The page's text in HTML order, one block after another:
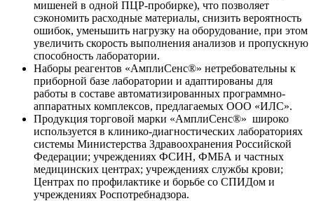
мишеней в одной ПЦР-пробирке), что позволяет
сэкономить расходные материалы, снизить вероятность
ошибок, уменьшить нагрузку на оборудование, при этом
увеличить скорость выполнения анализов и пропускную
способность лаборатории.
Наборы реагентов «АмплиСенс®» нетребовательны к
приборной базе лаборатории и адаптированы для
работы в составе автоматизированных программно-
аппаратных комплексов, предлагаемых ООО «ИЛС».
Продукция торговой марки «АмплиСенс®» широко
используется в клинико-диагностических лабораториях
системы Министерства Здравоохранения Российской
Федерации; учреждениях ФСИН, ФМБА и частных
медицинских центрах; учреждениях службы крови;
Центрах по профилактике и борьбе со СПИДом и
учреждениях Роспотребнадзора.